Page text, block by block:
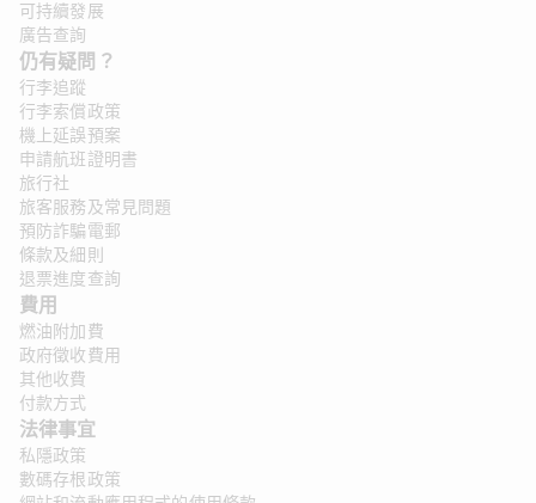
可持續發展
廣告查詢
仍有疑問？
行李追蹤
行李索償政策
機上延誤預案
申請航班證明書
旅行社
旅客服務及常見問題
預防詐騙電郵
條款及細則
退票進度查詢
費用
燃油附加費
政府徵收費用
其他收費
付款方式
法律事宜
私隱政策
數碼存根政策